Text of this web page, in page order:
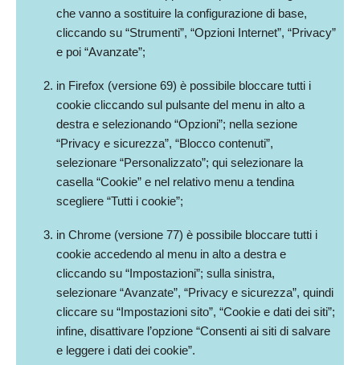
che vanno a sostituire la configurazione di base,
cliccando su “Strumenti”, “Opzioni Internet”, “Privacy”
e poi “Avanzate”;
in Firefox (versione 69) è possibile bloccare tutti i
cookie cliccando sul pulsante del menu in alto a
destra e selezionando “Opzioni”; nella sezione
“Privacy e sicurezza”, “Blocco contenuti”,
selezionare “Personalizzato”; qui selezionare la
casella “Cookie” e nel relativo menu a tendina
scegliere “Tutti i cookie”;
in Chrome (versione 77) è possibile bloccare tutti i
cookie accedendo al menu in alto a destra e
cliccando su “Impostazioni”; sulla sinistra,
selezionare “Avanzate”, “Privacy e sicurezza”, quindi
cliccare su “Impostazioni sito”, “Cookie e dati dei siti”;
infine, disattivare l’opzione “Consenti ai siti di salvare
e leggere i dati dei cookie”.